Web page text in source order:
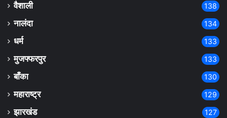
वैशाली 138
नालंदा 134
धर्म 133
मुजफ्फरपुर 133
बाँका 130
महाराष्ट्र 129
झारखंड 127